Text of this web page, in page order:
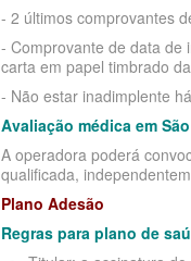
- 2 últimos comprovantes
- Comprovante de data de
carta em papel timbrado
- Não estar inadimplente
Avaliação médica em
A operadora poderá
qualificada,
Plano Adesão
Regras para plano de